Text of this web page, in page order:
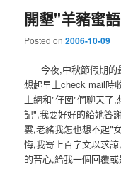
開墾"羊豬蜜
Posted on2006-10-09
今夜,中秋節假期的
想起早上check mail時
上網和"仔囡"們聊天了
記",我要好好的給她答
雲,老豬我怎也想不起"
悔,我寄上百字文以求
的苦心,給我一個回覆或